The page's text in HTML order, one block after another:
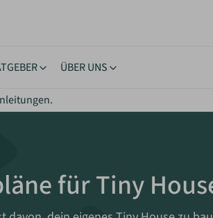
& Autarkie
NEU
Workshops
ÜBER UNS
für Tiny